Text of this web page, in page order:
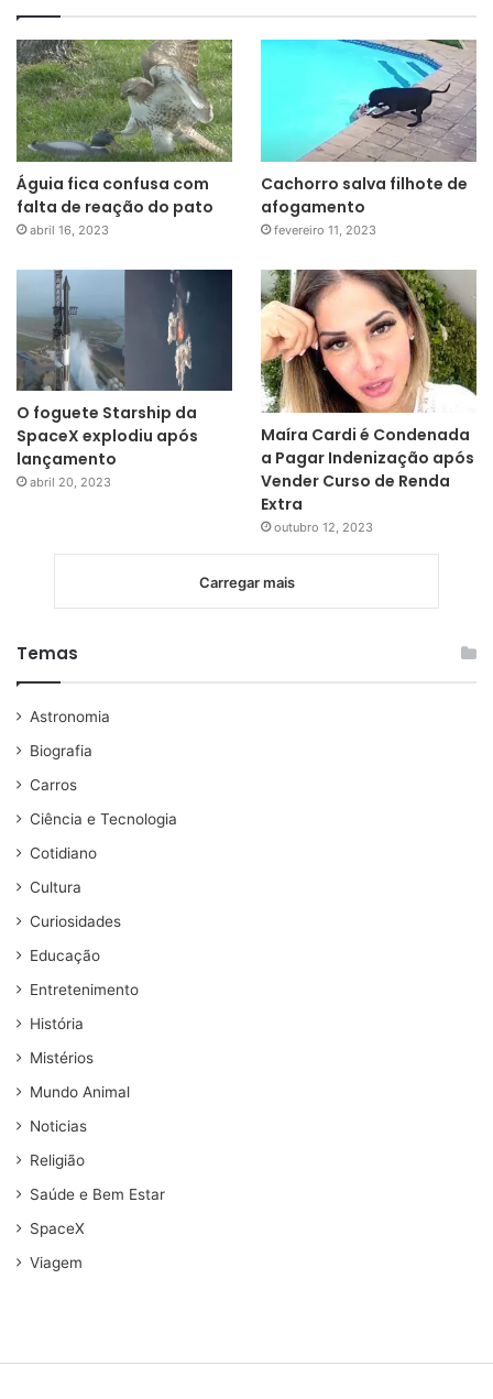
Águia fica confusa com
falta de reação do pato
abril 16, 2023
Cachorro salva filhote de
afogamento
fevereiro 11, 2023
O foguete Starship da
SpaceX explodiu após
lançamento
abril 20, 2023
Maíra Cardi é Condenada
a Pagar Indenização após
Vender Curso de Renda
Extra
outubro 12, 2023
Carregar mais
Temas
Astronomia
Biografia
Carros
Ciência e Tecnologia
Cotidiano
Cultura
Curiosidades
Educação
Entretenimento
História
Mistérios
Mundo Animal
Noticias
Religião
Saúde e Bem Estar
SpaceX
Viagem